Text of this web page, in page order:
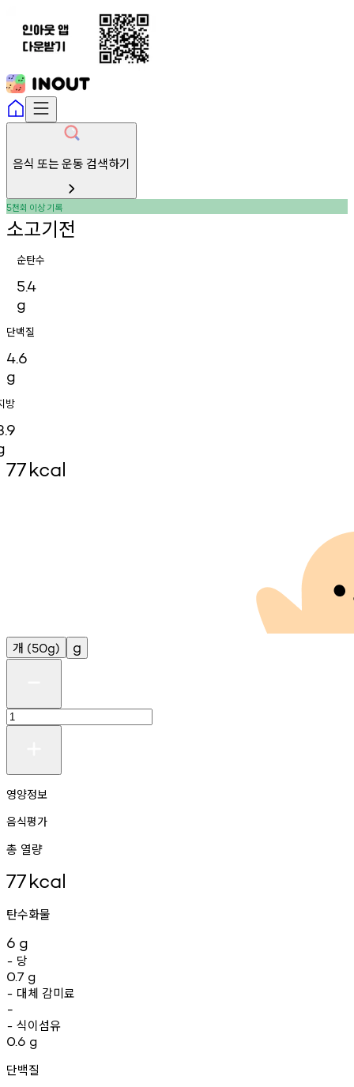
음식 또는 운동 검색하기
5천회 이상기록
소고기전
순탄수
5.4
g
단백질
4.6
g
방
77kcal
개 (50g) g
영양정보
음식평가
총 열량
77kcal
탄수화물
6 g
- 당
0.7 g
- 대체 감미료
-
- 식이섬유
0.6 g
단백질